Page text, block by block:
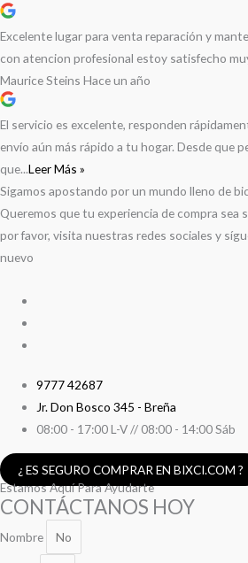
Excelente lugar para venta reparación y
con atencion profesional estoy satisfecho
Maurice Steins Hace un año
El servicio es excelente, responden
envío aún más rápido a tu hogar. Desde que
que...Leer Más »
Sigamos apostando por un mundo lleno de
Queremos que tu experiencia de compra sea
por favor, visita nuestras redes sociales y
nuevo
9777 42687
Jr. Don Bosco 345 - Breña
08:00 - 17:00 L-V // 08:00 - 14:00 Sáb
¿ ES SEGURO COMPRAR EN BIXCI.COM ?
Estamos Aquí Para Ayudarte
CONTÁCTANOS HOY
Nombre